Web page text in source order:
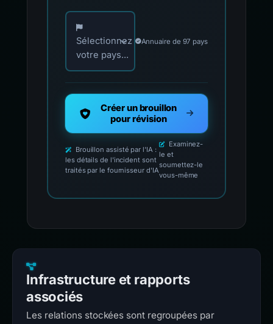
Choisissez votre pays pour les contacts
Sélectionnez
votre pays...
Annuaire de 97 pays
Créer un brouillon
pour révision
Brouillon assisté par l'IA :
les détails de l'incident sont
traités par le fournisseur d'IA
Examinez-
le et
soumettez-le
vous-même
Infrastructure et rapports
associés
Les relations stockées sont regroupées par